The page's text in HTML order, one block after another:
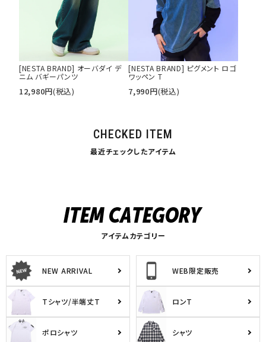
[NESTA BRAND] オーバダイ デ
ニム バギーパンツ
12,980円(税込)
[NESTA BRAND] ピグメント ロゴ
ワッペン T
7,990円(税込)
CHECKED ITEM
最近チェックしたアイテム
アイテムカテゴリー
NEW ARRIVAL WEB限定販売
Tシャツ/半端丈T ロンT
ポロシャツ シャツ